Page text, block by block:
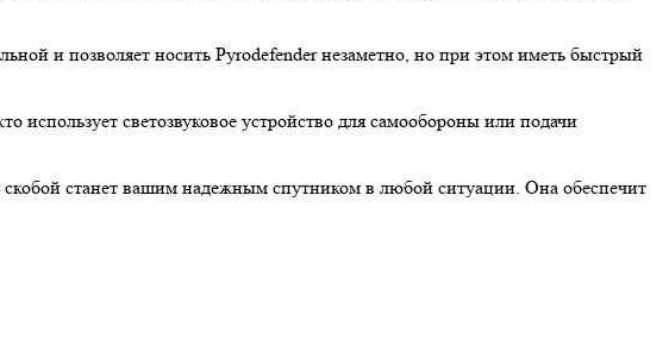
и позволяет носить Pyrodefender незаметно, но при этом иметь быстрый
использует светозвуковое устройство для самообороны или подачи
станет вашим надежным спутником в любой ситуации. Она обеспечит